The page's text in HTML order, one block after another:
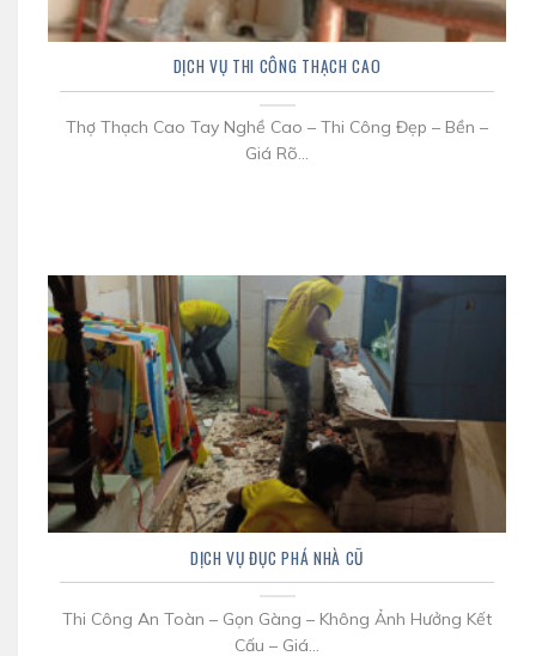
DỊCH VỤ THI CÔNG THẠCH CAO
Thợ Thạch Cao Tay Nghề Cao – Thi Công Đẹp – Bền –
Giá Rõ...
DỊCH VỤ ĐỤC PHÁ NHÀ CŨ
Thi Công An Toàn – Gọn Gàng – Không Ảnh Hưởng Kết
Cấu – Giá...